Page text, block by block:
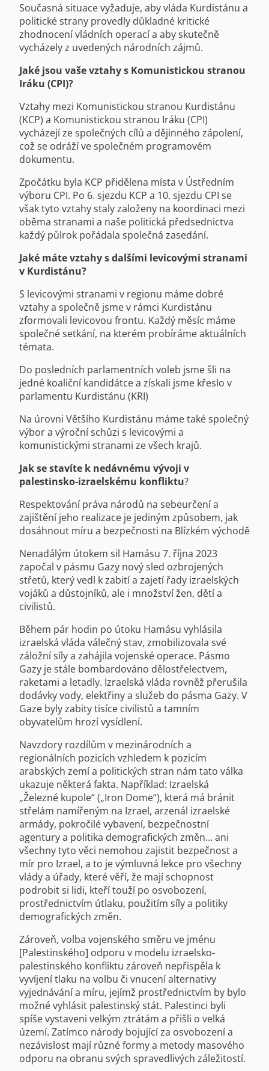
Současná situace vyžaduje, aby vláda Kurdistánu a
politické strany provedly důkladné kritické
zhodnocení vládních operací a aby skutečně
vycházely z uvedených národních zájmů.
Jaké jsou vaše vztahy s Komunistickou stranou
Iráku (CPI)?
Vztahy mezi Komunistickou stranou Kurdistánu
(KCP) a Komunistickou stranou Iráku (CPI)
vycházejí ze společných cílů a dějinného zápolení,
což se odráží ve společném programovém
dokumentu.
Zpočátku byla KCP přidělena místa v Ústředním
výboru CPI. Po 6. sjezdu KCP a 10. sjezdu CPI se
však tyto vztahy staly založeny na koordinaci mezi
oběma stranami a naše politická předsednictva
každý půlrok pořádala společná zasedání.
Jaké máte vztahy s dalšími levicovými stranami
v Kurdistánu?
S levicovými stranami v regionu máme dobré
vztahy a společně jsme v rámci Kurdistánu
zformovali levicovou frontu. Každý měsíc máme
společné setkání, na kterém probíráme aktuálních
témata.
Do posledních parlamentních voleb jsme šli na
jedné koaliční kandidátce a získali jsme křeslo v
parlamentu Kurdistánu (KRI)
Na úrovni Většího Kurdistánu máme také společný
výbor a výroční schůzi s levicovými a
komunistickými stranami ze všech krajů.
Jak se stavíte k nedávnému vývoji v
palestinsko-izraelskému konfliktu?
Respektování práva národů na sebeurčení a
zajištění jeho realizace je jediným způsobem, jak
dosáhnout míru a bezpečnosti na Blízkém východě
Nenadálým útokem sil Hamásu 7. října 2023
započal v pásmu Gazy nový sled ozbrojených
střetů, který vedl k zabití a zajetí řady izraelských
vojáků a důstojníků, ale i množství žen, dětí a
civilistů.
Během pár hodin po útoku Hamásu vyhlásila
izraelská vláda válečný stav, zmobilizovala své
záložní síly a zahájila vojenské operace. Pásmo
Gazy je stále bombardováno dělostřelectvem,
raketami a letadly. Izraelská vláda rovněž přerušila
dodávky vody, elektřiny a služeb do pásma Gazy. V
Gaze byly zabity tisíce civilistů a tamním
obyvatelům hrozí vysídlení.
Navzdory rozdílům v mezinárodních a
regionálních pozicích vzhledem k pozicím
arabských zemí a politických stran nám tato válka
ukazuje některá fakta. Například: Izraelská
„Železné kupole“ („Iron Dome“), která má bránit
střelám namířeným na Izrael, arzenál izraelské
armády, pokročilé vybavení, bezpečnostní
agentury a politika demografických změn… ani
všechny tyto věci nemohou zajistit bezpečnost a
mír pro Izrael, a to je výmluvná lekce pro všechny
vlády a úřady, které věří, že mají schopnost
podrobit si lidi, kteří touží po osvobození,
prostřednictvím útlaku, použitím síly a politiky
demografických změn.
Zároveň, volba vojenského směru ve jménu
[Palestinského] odporu v modelu izraelsko-
palestinského konfliktu zároveň nepřispěla k
vyvíjení tlaku na volbu či vnucení alternativy
vyjednávání a míru, jejímž prostřednictvím by bylo
možné vyhlásit palestinský stát. Palestinci byli
spíše vystaveni velkým ztrátám a přišli o velká
území. Zatímco národy bojující za osvobození a
nezávislost mají různé formy a metody masového
odporu na obranu svých spravedlivých záležitostí.